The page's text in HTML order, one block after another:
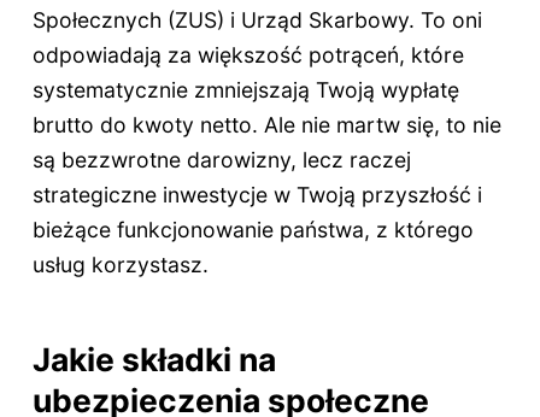
Społecznych (ZUS) i Urząd Skarbowy. To oni
odpowiadają za większość potrąceń, które
systematycznie zmniejszają Twoją wypłatę
brutto do kwoty netto. Ale nie martw się, to nie
są bezzwrotne darowizny, lecz raczej
strategiczne inwestycje w Twoją przyszłość i
bieżące funkcjonowanie państwa, z którego
usług korzystasz.
Jakie składki na
ubezpieczenia społeczne